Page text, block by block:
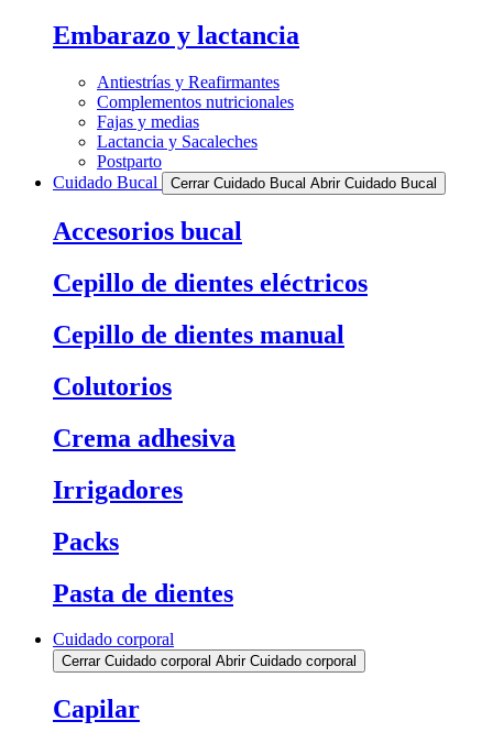
Embarazo y lactancia
Antiestrías y Reafirmantes
Complementos nutricionales
Fajas y medias
Lactancia y Sacaleches
Postparto
Cuidado Bucal
Cerrar Cuidado Bucal Abrir Cuidado Bucal
Accesorios bucal
Cepillo de dientes eléctricos
Cepillo de dientes manual
Colutorios
Crema adhesiva
Irrigadores
Packs
Pasta de dientes
Cuidado corporal
Cerrar Cuidado corporal Abrir Cuidado corporal
Capilar